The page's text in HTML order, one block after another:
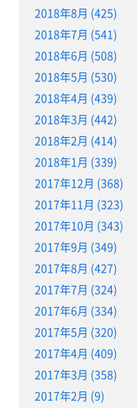
2018年8月 (425)
2018年7月 (541)
2018年6月 (508)
2018年5月 (530)
2018年4月 (439)
2018年3月 (442)
2018年2月 (414)
2018年1月 (339)
2017年12月 (368)
2017年11月 (323)
2017年10月 (343)
2017年9月 (349)
2017年8月 (427)
2017年7月 (324)
2017年6月 (334)
2017年5月 (320)
2017年4月 (409)
2017年3月 (358)
2017年2月 (9)